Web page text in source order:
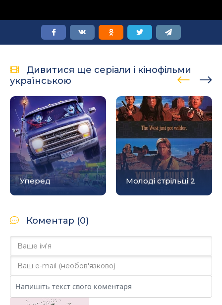
Дивитися ще серіали і кінофільми
українською
Уперед Молоді стрільці 2
Коментар (0)